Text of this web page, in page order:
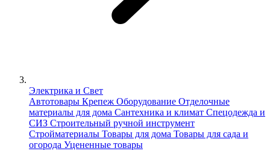
Электрика и Свет
Автотовары Крепеж Оборудование Отделочные
материалы для дома Сантехника и климат Спецодежда и
СИЗ Строительный ручной инструмент
Стройматериалы Товары для дома Товары для сада и
огорода Уцененные товары